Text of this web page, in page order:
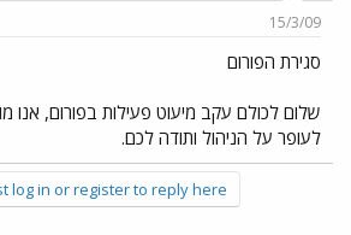
ו
ש
א
15/3/09
סגירת הפורום
שלום לכולם עקב מיעוט פעילות בפורום, אנו
לעופר על הניהול ותודה לכם.
log in or register to reply here.